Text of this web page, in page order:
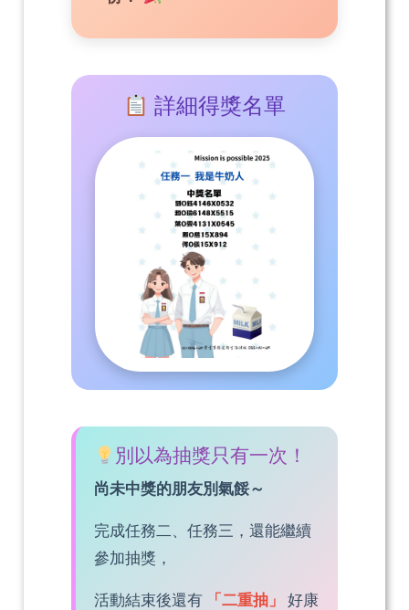
詳細得獎名單
別以為抽獎只有一次！
尚未中獎的朋友別氣餒～
完成任務二、任務三，還能繼續
參加抽獎，
活動結束後還有 「二重抽」
好康